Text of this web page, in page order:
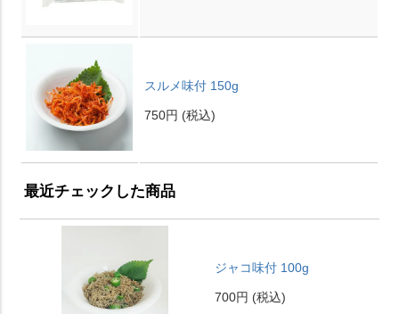
スルメ味付 150g
750円 (税込)
最近チェックした商品
ジャコ味付 100g
700円 (税込)